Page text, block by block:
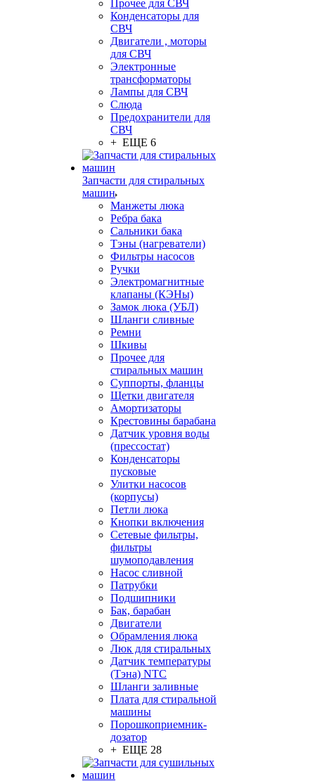
Прочее для СВЧ
Конденсаторы для
СВЧ
Двигатели , моторы
для СВЧ
Электронные
трансформаторы
Лампы для СВЧ
Слюда
Предохранители для
СВЧ
+ ЕЩЕ 6
Запчасти для стиральных
машин
Манжеты люка
Ребра бака
Сальники бака
Тэны (нагреватели)
Фильтры насосов
Ручки
Электромагнитные
клапаны (КЭНы)
Замок люка (УБЛ)
Шланги сливные
Ремни
Шкивы
Прочее для
стиральных машин
Суппорты, фланцы
Щетки двигателя
Амортизаторы
Крестовины барабана
Датчик уровня воды
(прессостат)
Конденсаторы
пусковые
Улитки насосов
(корпусы)
Петли люка
Кнопки включения
Сетевые фильтры,
фильтры
шумоподавления
Насос сливной
Патрубки
Подшипники
Бак, барабан
Двигатели
Обрамления люка
Люк для стиральных
Датчик температуры
(Тэна) NTC
Шланги заливные
Плата для стиральной
машины
Порошкоприемник-
дозатор
+ ЕЩЕ 28